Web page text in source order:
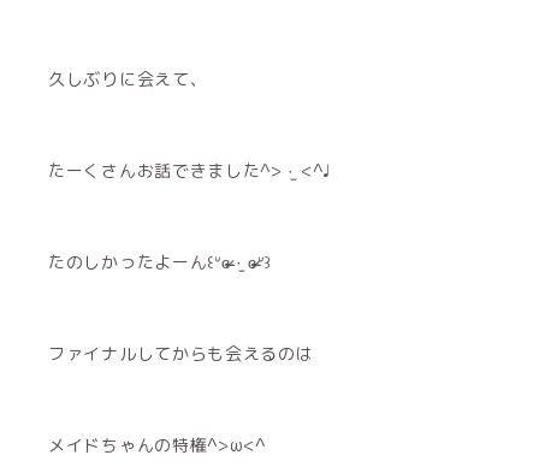
久しぶりに会えて、
たーくさんお話できました^> ·̫ <^♩
たのしかったよーん꒰ᐡɞ̴̶̷ ·̫ ɞ̴̶̷ᐡ꒱
ファイナルしてからも会えるのは
メイドちゃんの特権^>ω<^